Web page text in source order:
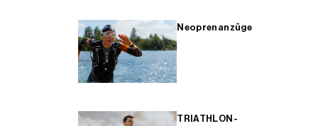
Neoprenanzüge
TRIATHLON-